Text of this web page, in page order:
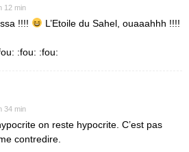
12 min
!!!! L’Etoile du Sahel, ouaaahhh !!!!
:fou: :fou:
34 min
on reste hypocrite. C’est pas
contredire.